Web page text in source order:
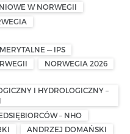
W NORWEGII
— IPS
NORWEGIA 2026
I HYDROLOGICZNY –
– NHO
ANDRZEJ DOMAŃSKI